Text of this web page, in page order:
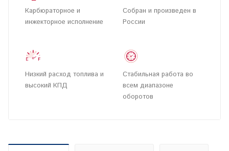
Карбюраторное и
инжекторное исполнение
Собран и произведен в
России
Низкий расход топлива и
высокий КПД
Стабильная работа во
всем диапазоне
оборотов